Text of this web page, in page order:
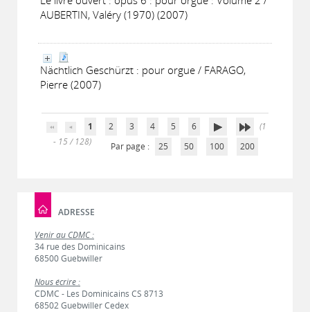
AUBERTIN, Valéry (1970) (2007)
Nächtlich Geschürzt : pour orgue / FARAGO,
Pierre (2007)
1 2 3 4 5 6
(1
- 15 / 128)
Par page : 25 50 100 200
ADRESSE
Venir au CDMC :
34 rue des Dominicains
68500 Guebwiller
Nous écrire :
CDMC - Les Dominicains CS 8713
68502 Guebwiller Cedex